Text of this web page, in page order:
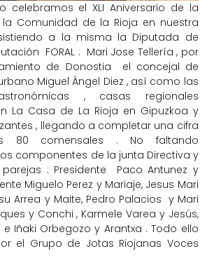
celebramos el XLI Aniversario de la
Comunidad de la Rioja en nuestra
a la misma la Diputada de
FORAL : Mari Jose Tellería , por
de Donostia el concejal de
Miguel Ángel Diez , así como las
, casas regionales
La Casa de La Rioja en Gipuzkoa y
, llegando a completar una cifra
80 comensales . No faltando
componentes de la junta Directiva y
: Presidente Paco Antunez y
Miguelo Perez y Mariaje, Jesus Mari
Arrea y Maite, Pedro Palacios y Mari
y Conchi , Karmele Varea y Jesús,
e Iñaki Orbegozo y Arantxa . Todo ello
el Grupo de Jotas Riojanas Voces